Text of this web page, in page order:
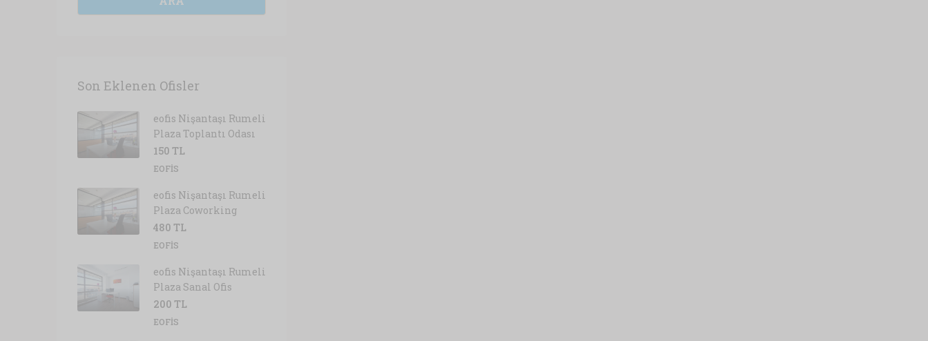
Son Eklenen Ofisler
eofis Nişantaşı Rumeli
Plaza Toplantı Odası
150 TL
EOFIS
eofis Nişantaşı Rumeli
Plaza Coworking
480 TL
EOFIS
eofis Nişantaşı Rumeli
Plaza Sanal Ofis
200 TL
EOFIS